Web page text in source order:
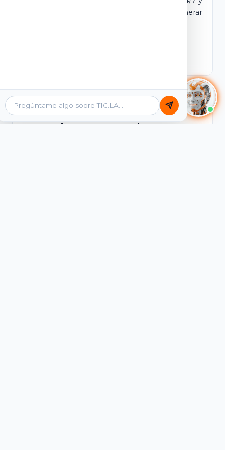
contenidos listos para comercializar y generar
Catálogo Académico
Cursos Listos para Monetizar